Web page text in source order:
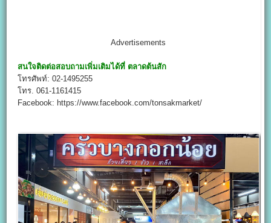
Advertisements
สนใจติดต่อสอบถามเพิ่มเติมได้ที่ ตลาดต้นสัก
โทรศัพท์: 02-1495255
โทร. 061-1161415
Facebook: https://www.facebook.com/tonsakmarket/